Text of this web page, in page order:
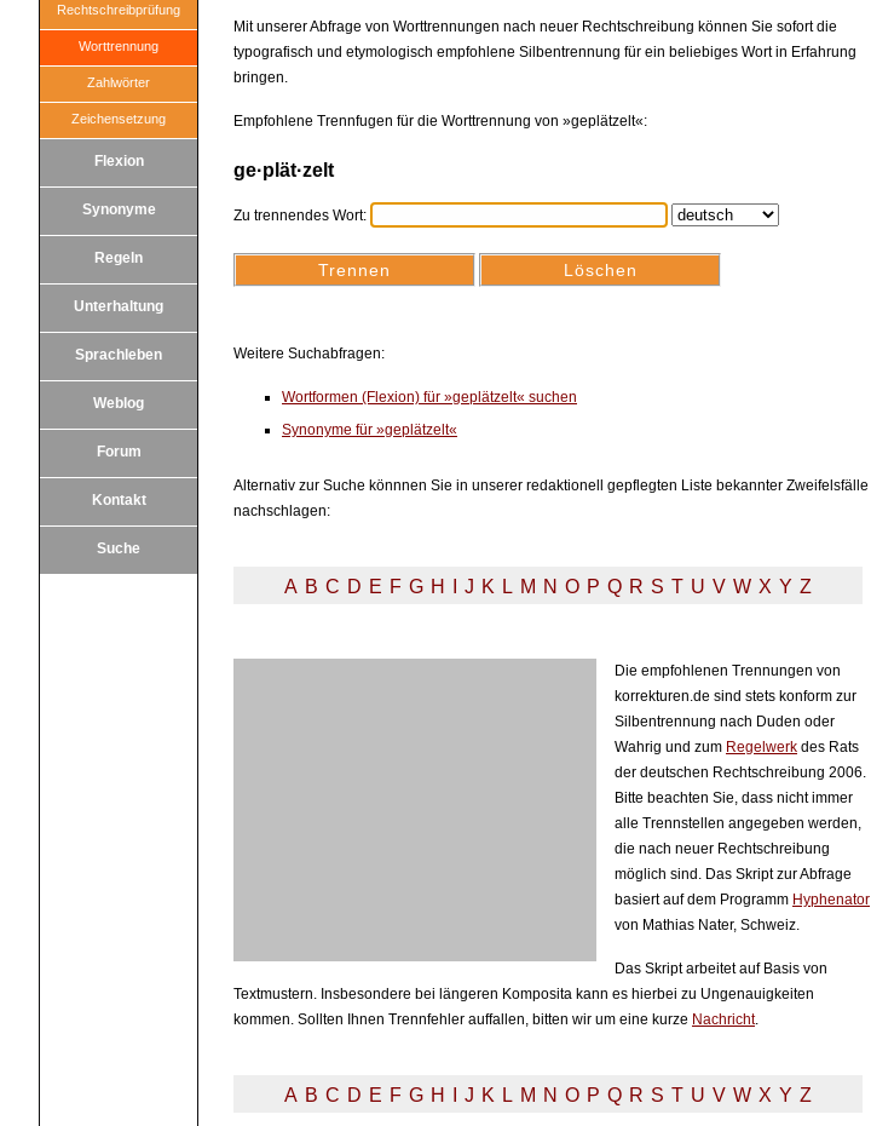
Rechtschreibprüfung
Worttrennung
Zahlwörter
Zeichensetzung
Flexion
Synonyme
Regeln
Unterhaltung
Sprachleben
Weblog
Forum
Kontakt
Suche
Mit unserer Abfrage von Worttrennungen nach neuer Rechtschreibung können Sie sofort die
typografisch und etymologisch empfohlene Silbentrennung für ein beliebiges Wort in Erfahrung
bringen.
Empfohlene Trennfugen für die Worttrennung von »geplätzelt«:
ge·plät·zelt
Zu trennendes Wort:
Weitere Suchabfragen:
Wortformen (Flexion) für »geplätzelt« suchen
Synonyme für »geplätzelt«
Alternativ zur Suche könnnen Sie in unserer redaktionell gepflegten Liste bekannter Zweifelsfälle
nachschlagen:
A B C D E F G H J K L M N O P Q R S T U V W X Y Z
Die empfohlenen Trennungen von
korrekturen.de sind stets konform zur
Silbentrennung nach Duden oder
Wahrig und zum Regelwerk des Rats
der deutschen Rechtschreibung 2006.
Bitte beachten Sie, dass nicht immer
alle Trennstellen angegeben werden,
die nach neuer Rechtschreibung
möglich sind. Das Skript zur Abfrage
basiert auf dem Programm Hyphenator
von Mathias Nater, Schweiz.
Das Skript arbeitet auf Basis von
Textmustern. Insbesondere bei längeren Komposita kann es hierbei zu Ungenauigkeiten
kommen. Sollten Ihnen Trennfehler auffallen, bitten wir um eine kurze Nachricht.
A B C D E F G H J K L M N O P Q R S T U V W X Y Z